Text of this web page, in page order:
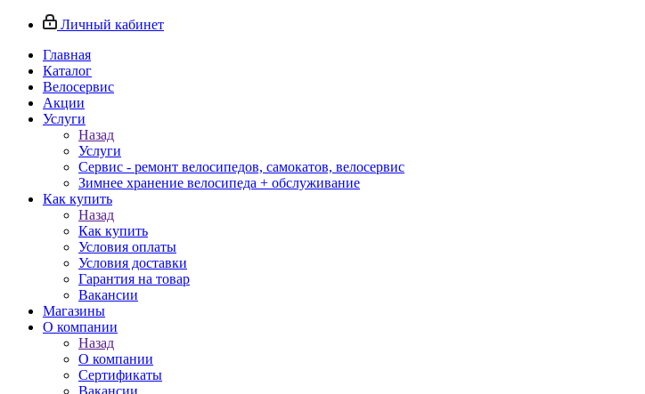
Личный кабинет
Главная
Каталог
Велосервис
Акции
Услуги
Назад
Услуги
Сервис - ремонт велосипедов, самокатов, велосервис
Зимнее хранение велосипеда + обслуживание
Как купить
Назад
Как купить
Условия оплаты
Условия доставки
Гарантия на товар
Вакансии
Магазины
О компании
Назад
О компании
Сертификаты
Вакансии